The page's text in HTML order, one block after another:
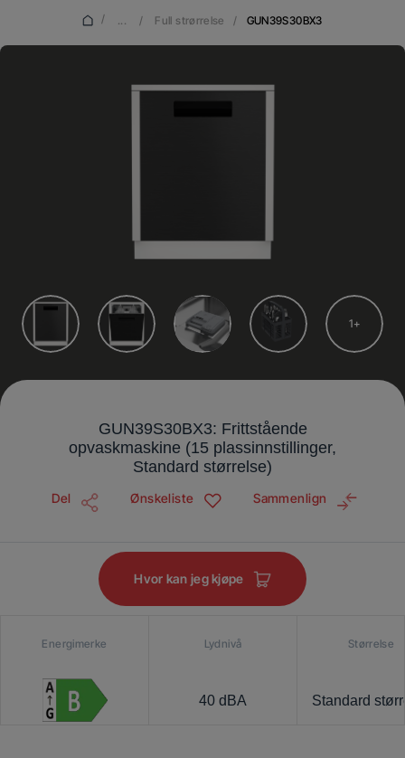
/ ... / Full strørrelse / GUN39S30BX3
1
GUN39S30BX3: Frittstående
opvaskmaskine (15 plassinnstillinger,
Standard størrelse)
Del Ønskeliste Sammenlign
Hvor kan jeg kjøpe
Energimerke Lydnivå
40 dBA
Størrelse
Standard